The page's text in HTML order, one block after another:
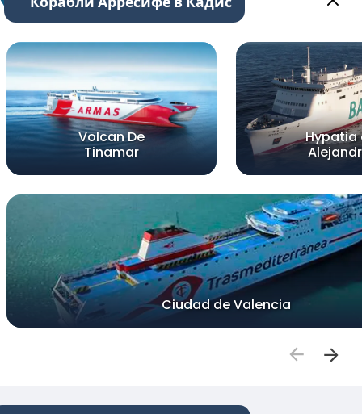
Volcan De
Tinamar
Hypatia
Ciudad de Valencia